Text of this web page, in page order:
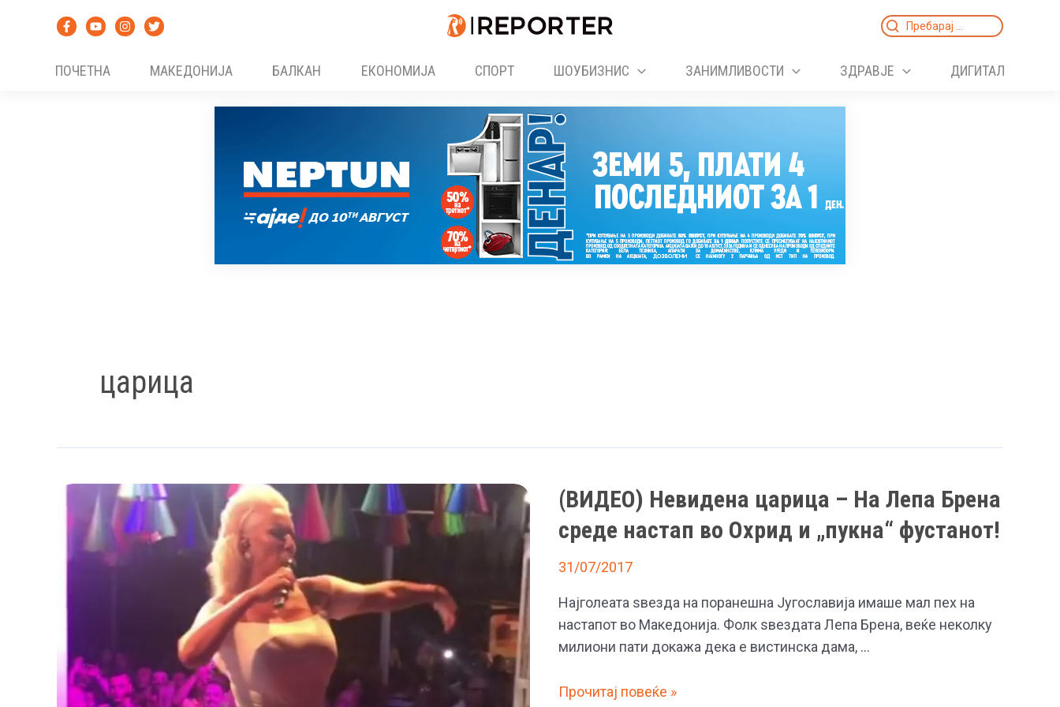
Search
ПОЧЕТНА
МАКЕДОНИЈА БАЛКАН ЕКОНОМИЈА СПОРТ ШОУБИЗНИС ЗАНИМЛИВОСТИ ЗДРАВЈЕ ДИГИТАЛ
царица
(ВИДЕО) Невидена царица – На Лепа Брена
среде настап во Охрид и „пукна“ фустанот!
31/07/2017
Најголеата ѕвезда на поранешна Југославија имаше мал пех на
настапот во Македонија. Фолк ѕвездата Лепа Брена, веќе неколку
милиони пати докажа дека е вистинска дама, …
(ВИДЕО)
Прочитај повеќе »